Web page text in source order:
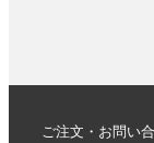
ご注文・お問い